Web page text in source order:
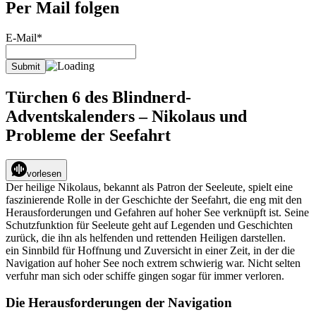
Per Mail folgen
E-Mail*
Türchen 6 des Blindnerd-
Adventskalenders – Nikolaus und
Probleme der Seefahrt
vorlesen
Der heilige Nikolaus, bekannt als Patron der Seeleute, spielt eine
faszinierende Rolle in der Geschichte der Seefahrt, die eng mit den
Herausforderungen und Gefahren auf hoher See verknüpft ist. Seine
Schutzfunktion für Seeleute geht auf Legenden und Geschichten
zurück, die ihn als helfenden und rettenden Heiligen darstellen.
ein Sinnbild für Hoffnung und Zuversicht in einer Zeit, in der die
Navigation auf hoher See noch extrem schwierig war. Nicht selten
verfuhr man sich oder schiffe gingen sogar für immer verloren.
Die Herausforderungen der Navigation